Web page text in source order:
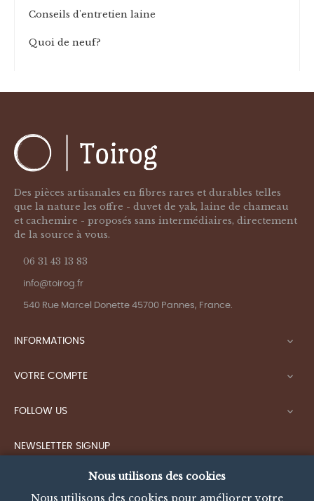
Nous utilisons des cookies
Nous utilisons des cookies pour améliorer votre
Conseils d'entretien laine
Quoi de neuf?
Des pièces artisanales en fibres rares et durables telles
que la nature les offre - duvet de yak, laine de chameau
et cachemire - proposés sans intermédiaires, directement
de la source à vous.
06 31 43 13 83
info@toirog.fr
540 Rue Marcel Donette 45700 Pannes, France.
INFORMATIONS 
VOTRE COMPTE 
FOLLOW US 
NEWSLETTER SIGNUP
newsletter, donc restez dans le TOIROG (cercle). Vous
pouvez vous désinscrire à tout moment.